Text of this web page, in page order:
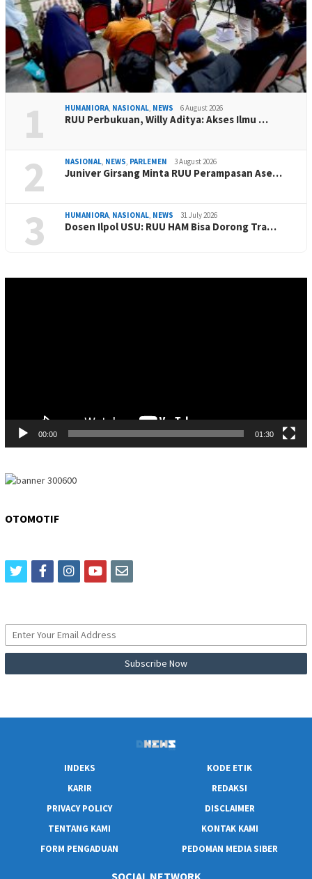
1 HUMANIORA, NASIONAL, NEWS 6 August 2026
RUU Perbukuan, Willy Aditya: Akses Ilmu …
2 NASIONAL, NEWS, PARLEMEN 3 August 2026
Juniver Girsang Minta RUU Perampasan Ase…
3 HUMANIORA, NASIONAL, NEWS 31 July 2026
Dosen Ilpol USU: RUU HAM Bisa Dorong Tra…
00:00 01:30
OTOMOTIF
twitterfacebookinstagram
youtubeemail
INDEKS
KODE ETIK
KARIR
REDAKSI
PRIVACY POLICY
DISCLAIMER
TENTANG KAMI
KONTAK KAMI
FORM PENGADUAN
PEDOMAN MEDIA SIBER
SOCIAL NETWORK